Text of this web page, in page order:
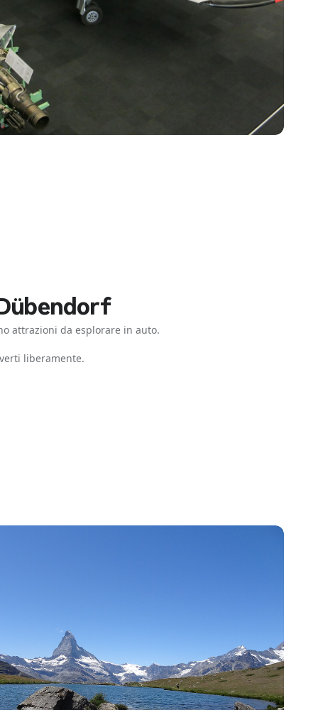
attrazioni da esplorare in auto.
liberamente.